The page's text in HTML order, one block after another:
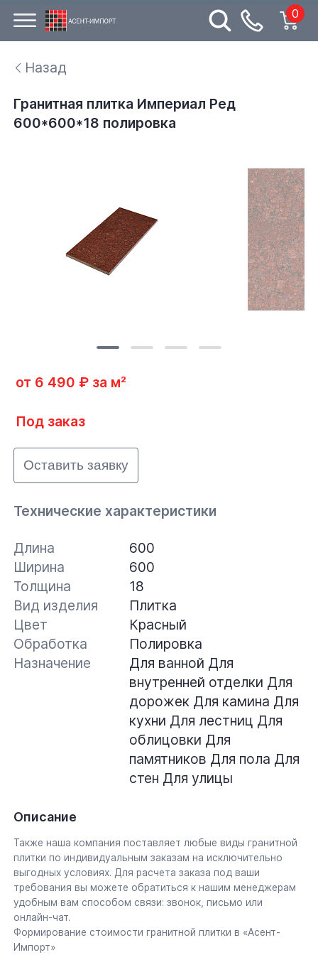
0
Назад
Гранитная плитка Империал Ред
600*600*18 полировка
от 6 490 ₽ за м²
Под заказ
Оставить заявку
Технические характеристики
Длина
600
Ширина
600
Толщина
18
Вид изделия
Плитка
Цвет
Красный
Обработка
Полировка
Назначение
Для ванной Для
внутренней отделки Для
дорожек Для камина Для
кухни Для лестниц Для
облицовки Для
памятников Для пола Для
стен Для улицы
Описание
Также наша компания поставляет любые виды гранитной
плитки по индивидуальным заказам на исключительно
выгодных условиях. Для расчета заказа под ваши
требования вы можете обратиться к нашим менеджерам
удобным вам способом связи: звонок, письмо или
онлайн-чат.
Формирование стоимости гранитной плитки в «Асент-
Импорт»